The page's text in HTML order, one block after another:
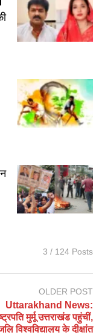
3 / 124 Posts
OLDER POST
Uttarakhand News:
मुर्मू उत्तराखंड पहुंचीं,
विश्वविद्यालय के दीक्षांत